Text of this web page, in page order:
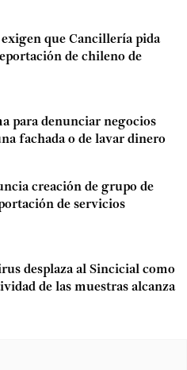
que Cancillería pida
de chileno de
para denunciar negocios
fachada o de lavar dinero
creación de grupo de
de servicios
desplaza al Sincicial como
de las muestras alcanza